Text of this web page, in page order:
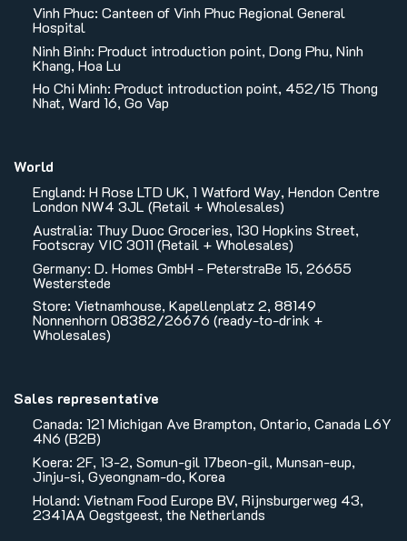
Vinh Phuc: Canteen of Vinh Phuc Regional General
Hospital
Ninh Binh: Product introduction point, Dong Phu, Ninh
Khang, Hoa Lu
Ho Chi Minh: Product introduction point, 452/15 Thong
Nhat, Ward 16, Go Vap
World
England: H Rose LTD UK, 1 Watford Way, Hendon Centre
London NW4 3JL (Retail + Wholesales)
Australia: Thuy Duoc Groceries, 130 Hopkins Street,
Footscray VIC 3011 (Retail + Wholesales)
Germany: D. Homes GmbH - PeterstraBe 15, 26655
Westerstede
Store: Vietnamhouse, Kapellenplatz 2, 88149
Nonnenhorn 08382/26676 (ready-to-drink +
Wholesales)
Sales representative
Canada: 121 Michigan Ave Brampton, Ontario, Canada L6Y
4N6 (B2B)
Koera: 2F, 13-2, Somun-gil 17beon-gil, Munsan-eup,
Jinju-si, Gyeongnam-do, Korea
Holand: Vietnam Food Europe BV, Rijnsburgerweg 43,
2341AA Oegstgeest, the Netherlands